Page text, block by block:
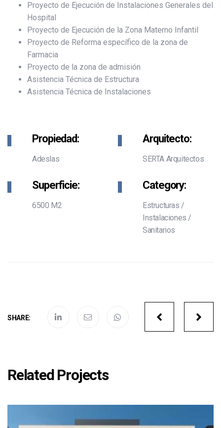
Proyecto de Ejecución de Instalaciones Generales del
Hospital
Proyecto de Ejecución de la Zona Materno Infantil
Proyecto de Reforma específico de la zona de
Farmacia
Proyecto de la zona de admisión
Asistencia Técnica de Estructura
Asistencia Técnica de Instalaciones
Propiedad:
Adeslas
Arquitecto:
SERTA Arquitectos
Superficie:
6500 M2
Category:
Estructuras /
Instalaciones /
Sanitarios
SHARE:
Portfolio
Related Projects